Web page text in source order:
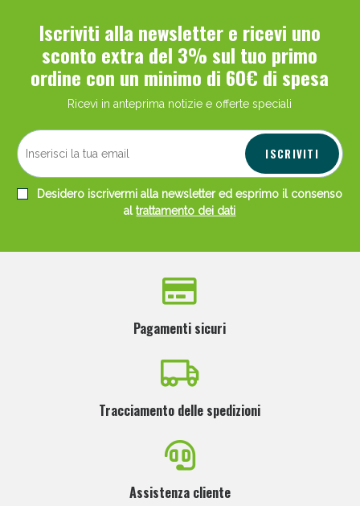
Iscriviti alla newsletter e ricevi uno
sconto extra del 3% sul tuo primo
ordine con un minimo di 60€ di spesa
Ricevi in anteprima notizie e offerte speciali
ISCRIVITI
Desidero iscrivermi alla newsletter ed esprimo il consenso
altrattamento dei dati
Pagamenti sicuri
Tracciamento delle spedizioni
Assistenza cliente